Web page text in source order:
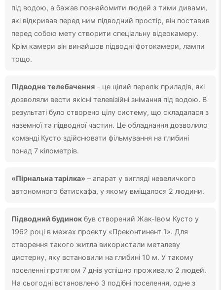
під водою, а бажав познайомити людей з тими дивами,
які відкривав перед ним підводний простір, він поставив
перед собою мету створити спеціальну відеокамеру.
Крім камери він винайшов підводні фотокамери, лампи
тощо.
Підводне телебачення – це цілий перелік приладів, які
дозволяли вести якісні телевізійні знімання під водою. В
результаті було створено цілу систему, що складалася з
наземної та підводної частин. Це обладнання дозволило
команді Кусто здійснювати фільмування на глибині
понад 7 кілометрів.
«Пірнальна тарілка» – апарат у вигляді невеличкого
автономного батискафа, у якому вміщалося 2 людини.
Підводний будинок був створений Жак-Івом Кусто у
1962 році в межах проекту «Преконтинент 1». Для
створення такого житла використали металеву
цистерну, яку встановили на глибині 10 м. У такому
поселенні протягом 7 днів успішно проживало 2 людей.
На сьогодні встановлено 3 подібні поселення, одне з